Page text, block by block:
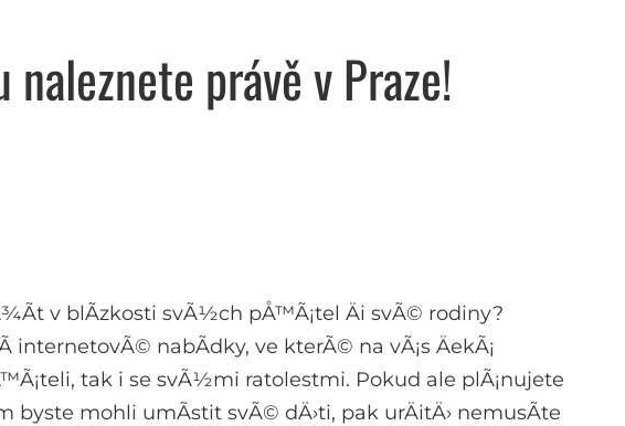
právě v Praze!
v blÃ­zkosti svÃ½ch pÅ™Ã¡tel Äi svÃ© rodiny?
nabÃ­dky, ve kterÃ© na vÃ¡s ÄekÃ¡
tak i se svÃ½mi ratolestmi. Pokud ale plÃ¡nujete
mohli umÃ­stit svÃ© dÄ›ti, pak urÄitÄ› nemusÃ­te